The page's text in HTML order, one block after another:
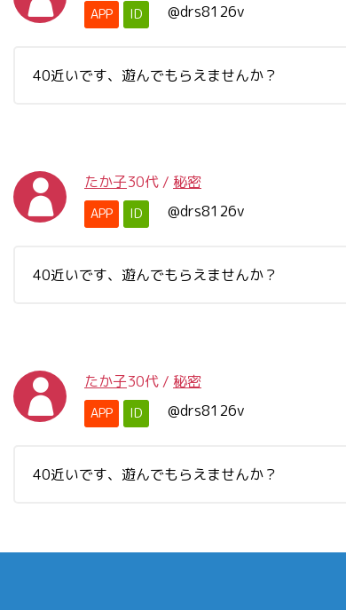
APP ID @drs8126v
40近いです、遊んでもらえませんか？
たか子30代 / 秘密
APP ID @drs8126v
40近いです、遊んでもらえませんか？
たか子30代 / 秘密
APP ID @drs8126v
40近いです、遊んでもらえませんか？